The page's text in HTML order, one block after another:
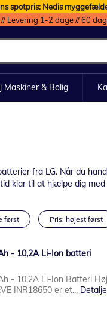
spotpris: Nedis
Levering 1-2 dage // 60
& Bolig
fra LG. Når du
klar til at hjælpe dig
først Pris: højest først
- 10,2A Li-Ion batteri
- 10,2A Li-Ion Batteri Høj
INR18650 er et...